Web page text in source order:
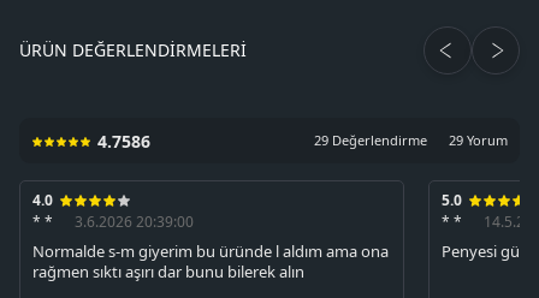
ÜRÜN DEĞERLENDIRMELERI
4.7586 29 Değerlendirme 29 Yorum
4.0
* *
3.6.2026 20:39:00
Normalde s-m giyerim bu üründe l aldım ama ona
rağmen sıktı aşırı dar bunu bilerek alın
5.0
* *
Penyesi